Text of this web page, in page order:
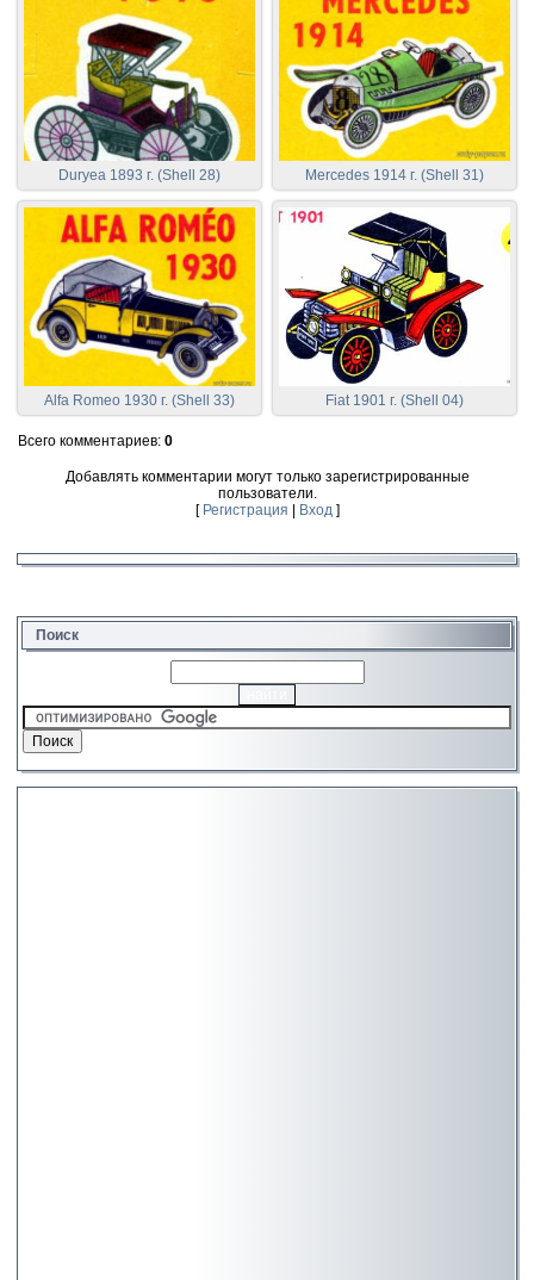
Duryea 1893 г. (Shell 28) Mercedes 1914 г. (Shell 31)
Alfa Romeo 1930 г. (Shell 33) Fiat 1901 г. (Shell 04)
Всего комментариев: 0
Добавлять комментарии могут только зарегистрированные
пользователи.
[ Регистрация Вход]
Поиск